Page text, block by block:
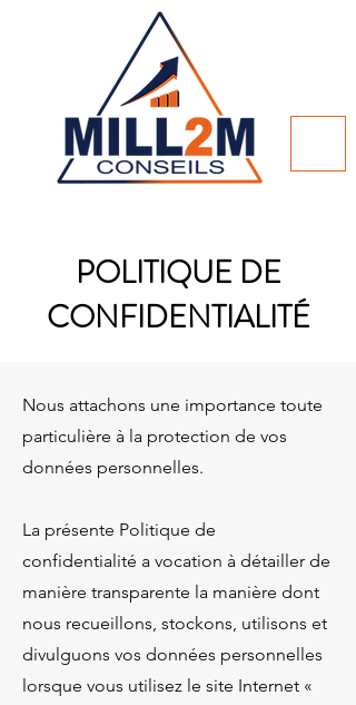
POLITIQUE DE
CONFIDENTIALITÉ
Nous attachons une importance toute
particulière à la protection de vos
données personnelles.
La présente Politique de
confidentialité a vocation à détailler de
manière transparente la manière dont
nous recueillons, stockons, utilisons et
divulguons vos données personnelles
lorsque vous utilisez le site Internet «